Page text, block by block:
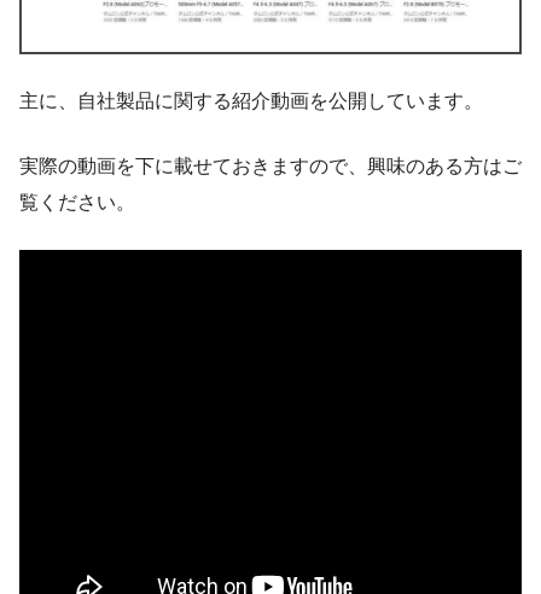
主に、自社製品に関する紹介動画を公開しています。
実際の動画を下に載せておきますので、興味のある方はご
覧ください。